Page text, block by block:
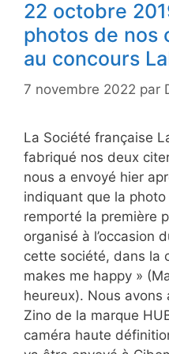
22 octobre
photos de nos
au concours
7 novembre 2022 par
La Société française
fabriqué nos deux
nous a envoyé hier
indiquant que la
remporté la première
organisé à l’occasion
cette société, dans la
makes me happy »
heureux). Nous avons
Zino de la marque
caméra haute